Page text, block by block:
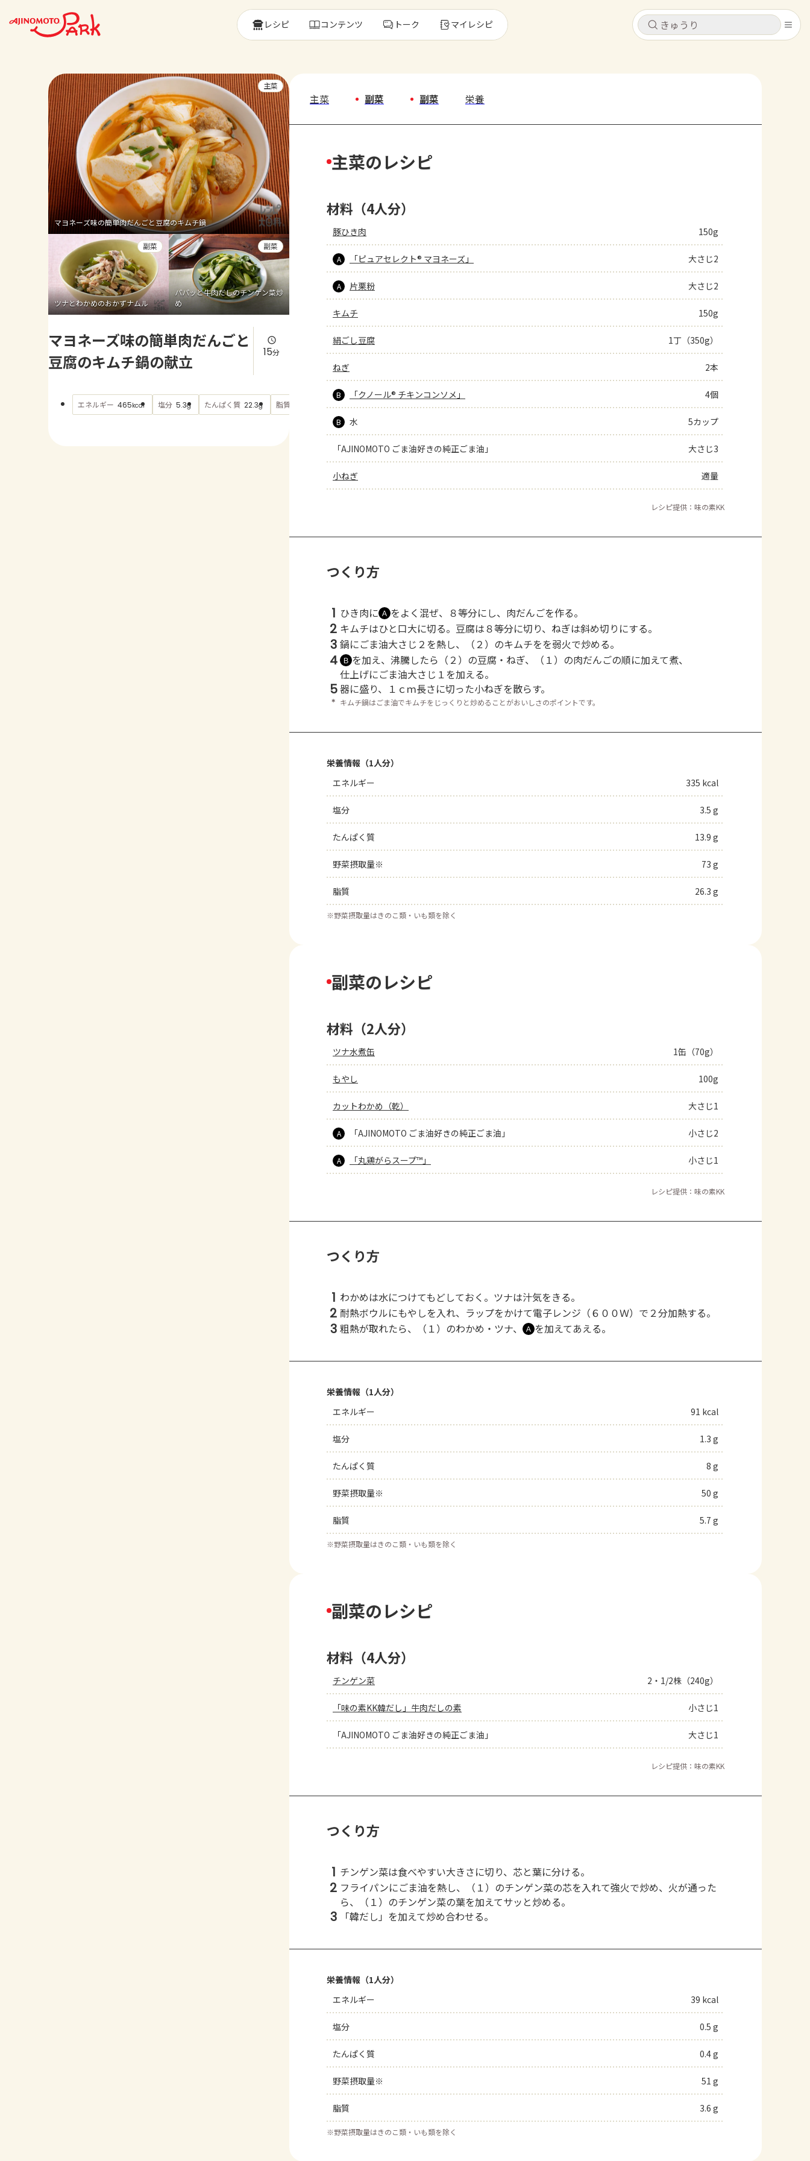
キャンセル
よくあるお問い合わせ
お買い物
キャンセル
レシピ コンテンツ トーク マイレシピ
マヨネーズ味の簡単肉だんごと豆腐のキムチ鍋
主菜
ツナとわかめのおかずナムル
副菜
パパッと牛肉だしのチンゲン菜炒
め
副菜
マヨネーズ味の簡単肉だんごと
豆腐のキムチ鍋の献立
15分
エネルギー 465kcal 塩分 5.3g たんぱく質 22.3g 脂質 もっと見る
主菜 副菜 副菜 栄養
主菜のレシピ
材料（4人分）
豚ひき肉 150g
A 「ピュアセレクト® マヨネーズ」 大さじ2
A 片栗粉 大さじ2
キムチ 150g
絹ごし豆腐 1丁（350g）
ねぎ 2本
B 「クノール® チキンコンソメ」 4個
B 水 5カップ
「AJINOMOTO ごま油好きの純正ごま油」 大さじ3
小ねぎ 適量
レシピ提供：味の素KK
つくり方
1 ひき肉に Ａ をよく混ぜ、８等分にし、肉だんごを作る。
2 キムチはひと口大に切る。豆腐は８等分に切り、ねぎは斜め切りにする。
3 鍋にごま油大さじ２を熱し、（２）のキムチをを弱火で炒める。
4 Ｂ を加え、沸騰したら（２）の豆腐・ねぎ、（１）の肉だんごの順に加えて煮、
仕上げにごま油大さじ１を加える。
5器に盛り、１ｃｍ長さに切った小ねぎを散らす。
＊ キムチ鍋はごま油でキムチをじっくりと炒めることがおいしさのポイントです。
栄養情報（1人分）
エネルギー
335 kcal
塩分 3.5 g
たんぱく質 13.9 g
野菜摂取量※ 73 g
脂質 26.3 g
※野菜摂取量はきのこ類・いも類を除く
副菜のレシピ
材料（2人分）
ツナ水煮缶 1缶（70g）
もやし 100g
カットわかめ（乾） 大さじ1
A 「AJINOMOTO ごま油好きの純正ごま油」 小さじ2
A 「丸鶏がらスープ™」 小さじ1
レシピ提供：味の素KK
つくり方
1 わかめは水につけてもどしておく。ツナは汁気をきる。
2 耐熱ボウルにもやしを入れ、ラップをかけて電子レンジ（６００Ｗ）で２分加熱する。
3 粗熱が取れたら、（１）のわかめ・ツナ、 Ａ を加えてあえる。
栄養情報（1人分）
エネルギー
91 kcal
塩分 1.3 g
たんぱく質 8 g
野菜摂取量※ 50 g
脂質 5.7 g
※野菜摂取量はきのこ類・いも類を除く
副菜のレシピ
材料（4人分）
チンゲン菜 2・1/2株（240g）
「味の素KK韓だし」牛肉だしの素 小さじ1
「AJINOMOTO ごま油好きの純正ごま油」 大さじ1
レシピ提供：味の素KK
つくり方
1 チンゲン菜は食べやすい大きさに切り、芯と葉に分ける。
2 フライパンにごま油を熱し、（１）のチンゲン菜の芯を入れて強火で炒め、火が通った
ら、（１）のチンゲン菜の葉を加えてサッと炒める。
3 「韓だし」を加えて炒め合わせる。
栄養情報（1人分）
エネルギー
39 kcal
塩分 0.5 g
たんぱく質 0.4 g
野菜摂取量※ 51 g
脂質 3.6 g
※野菜摂取量はきのこ類・いも類を除く